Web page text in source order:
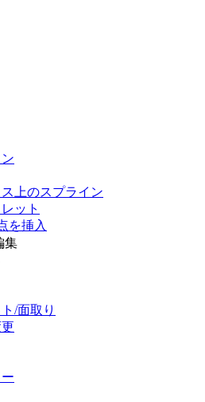
上のスプライン
ット
を挿入
集
/面取り